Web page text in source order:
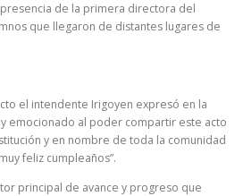
de la primera directora del
que llegaron de distantes lugares de
el intendente Irigoyen expresó en la
emocionado al poder compartir este acto
y en nombre de toda la comunidad
feliz cumpleaños”.
principal de avance y progreso que